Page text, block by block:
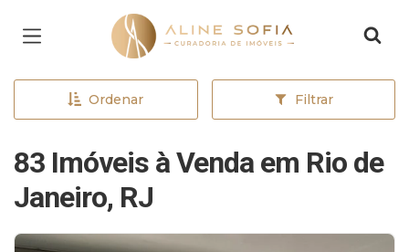
Página inicial
Ordenar Filtrar
83 Imóveis à Venda em Rio de
Janeiro, RJ